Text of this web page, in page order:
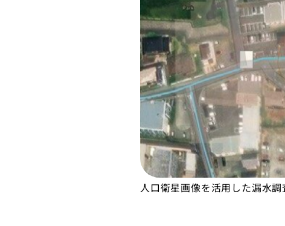
人口衛星画像を活用した漏水